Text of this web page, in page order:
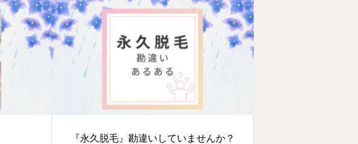
『永久脱毛』勘違いしていませんか？